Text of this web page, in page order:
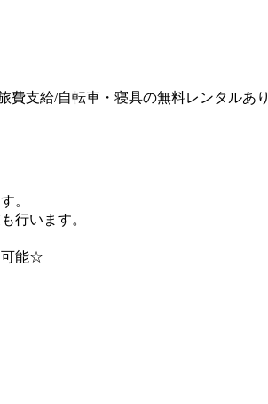
費支給/自転車・寝具の無料レンタルあり
。
行います。
可能☆